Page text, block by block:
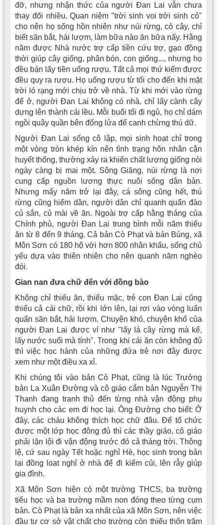
đỡ, nhưng nhận thức của người Ðan Lai vẫn chưa
thay đổi nhiều. Quan niệm "trời sinh voi trời sinh cỏ"
cho nên họ sống hồn nhiên như núi rừng, cỏ cây, chỉ
biết săn bắt, hái lượm, làm bữa nào ăn bữa nấy. Hằng
năm được Nhà nước trợ cấp tiền cứu trợ, gạo đồng
thời giúp cây giống, phân bón, con giống..., nhưng họ
đều bán lấy tiền uống rượu. Tất cả mọi thứ kiếm được
đều quy ra rượu. Họ uống rượu từ tối cho đến khi mặt
trời ló rạng mới chịu trở về nhà. Từ khi mới vào rừng
để ở, người Ðan Lai không có nhà, chỉ lấy cành cây
dựng lên thành cái lều. Mỗi buổi tối đi ngủ, họ chỉ dám
ngồi quây quần bên đống lửa để canh chừng thú dữ.
Người Ðan Lai sống cô lập, mọi sinh hoạt chỉ trong
một vòng tròn khép kín nên tình trạng hôn nhân cận
huyết thống, thường xảy ra khiến chất lượng giống nòi
ngày càng bị mai một. Sông Giăng, núi rừng là nơi
cung cấp nguồn lương thực nuôi sống dân bản.
Nhưng mấy năm trở lại đây, cá sông cũng hết, thú
rừng cũng hiếm dần, người dân chỉ quanh quẩn đào
củ sắn, củ mài về ăn. Ngoài trợ cấp hằng tháng của
Chính phủ, người Ðan Lai trung bình mỗi năm thiếu
ăn từ 8 đến 9 tháng. Cả bản Cò Phạt và bản Búng, xã
Môn Sơn có 180 hộ với hơn 800 nhân khẩu, sống chủ
yếu dựa vào thiên nhiên cho nên quanh năm nghèo
đói.
Gian nan đưa chữ đến với đồng bào
Không chỉ thiếu ăn, thiếu mặc, trẻ con Ðan Lai cũng
thiếu cả cái chữ, rồi khi lớn lên, lại rơi vào vòng luẩn
quẩn săn bắt, hái lượm. Chuyện khó, chuyện khổ của
người Ðan Lai được ví như "lấy lá cây rừng mà kể,
lấy nước suối mà tính". Trong khi cái ăn còn không đủ
thì việc học hành của những đứa trẻ nơi đây được
xem như một điều xa xỉ.
Khi chúng tôi vào bản Cò Phạt, cũng là lúc Trưởng
bản La Xuân Ðường và cô giáo cắm bản Nguyễn Thị
Thanh đang tranh thủ đến từng nhà vận động phụ
huynh cho các em đi học lại. Ông Ðường cho biết: Ở
đây, các cháu không thích học chữ đâu. Ðể tổ chức
được một lớp học đông đủ thì các thầy giáo, cô giáo
phải lặn lội đi vận động trước đó cả tháng trời. Thông
lệ, cứ sau ngày Tết hoặc nghỉ Hè, học sinh trong bản
lại đồng loạt nghỉ ở nhà để đi kiếm củi, lên rẫy giúp
gia đình.
Xã Môn Sơn hiện có một trường THCS, ba trường
tiểu học và ba trường mầm non đóng theo từng cụm
bản. Cò Phạt là bản xa nhất của xã Môn Sơn, nên việc
đầu tư cơ sở vật chất cho trường còn thiếu thốn trăm